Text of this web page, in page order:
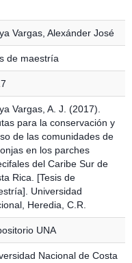
Vargas, Alexánder José
de maestría
Vargas, A. J. (2017).
para la conservación y
de las comunidades de
en los parches
del Caribe Sur de
Rica. [Tesis de
Universidad
Heredia, C.R.
UNA
Nacional de Costa